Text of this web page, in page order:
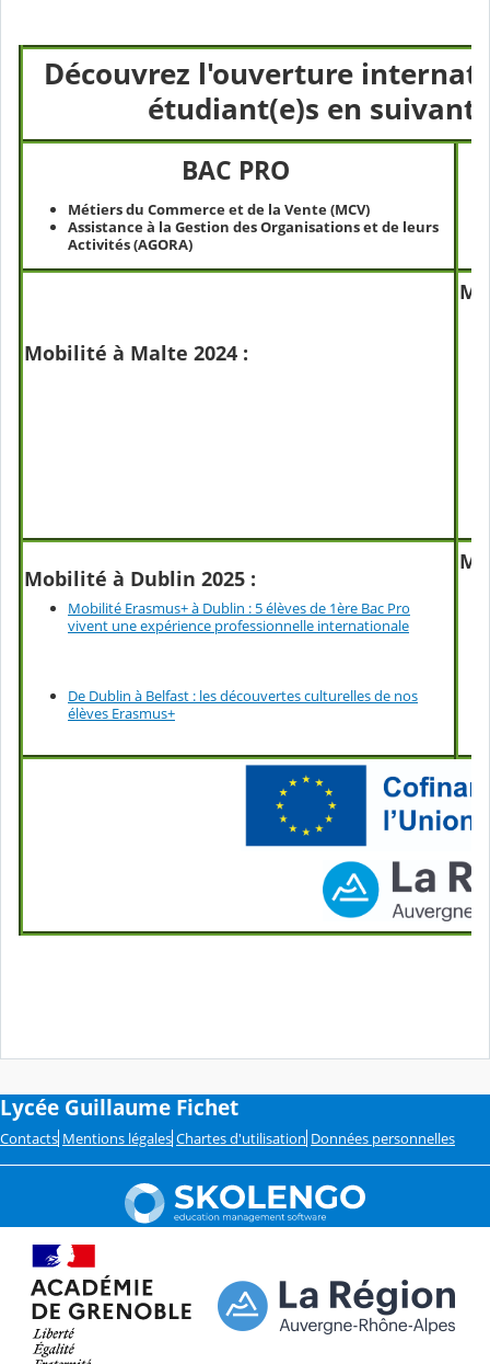
Découvrez l'ouverture
étudiant(e)s en suivant
BAC PRO
Métiers du Commerce et de la Vente (MCV)
Assistance à la Gestion des Organisations et de leurs
Activités (AGORA)
Mobilité à Malte 2024 :
Mobilité à Dublin 2025 :
Mobilité Erasmus+ à Dublin : 5 élèves de 1ère Bac Pro
vivent une expérience professionnelle internationale
De Dublin à Belfast : les découvertes culturelles de nos
élèves Erasmus+
Lycée Guillaume Fichet
Contacts Mentions légales Chartes d'utilisation Données personnelles